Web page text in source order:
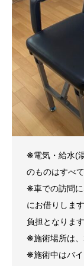
❋電気・給水(
のものはすべ
❋車での訪問
にお借りしま
負担となります
❋施術場所は、
❋施術中はバ